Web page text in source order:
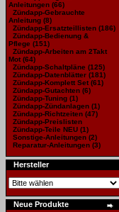
Anleitungen (66)
Zündapp-Gebrauchte
Anleitung (8)
Zündapp-Ersatzteillisten (186)
Zündapp-Bedienung &
Pflege (151)
Zündapp-Arbeiten am 2Takt
Mot (64)
Zündapp-Schaltpläne (125)
Zündapp-Datenblätter (181)
Zündapp-Komplett Set (61)
Zündapp-Gutachten (6)
Zündapp-Tuning (1)
Zündapp-Zündanlagen (1)
Zündapp-Richtzeiten (47)
Zündapp-Preislisten
Zündapp-Teile NEU (1)
Sonstige-Anleitungen (2)
Reparatur-Anleitungen (3)
Hersteller
Neue Produkte